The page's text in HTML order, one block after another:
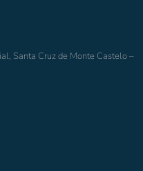
Santa Cruz de Monte Castelo –